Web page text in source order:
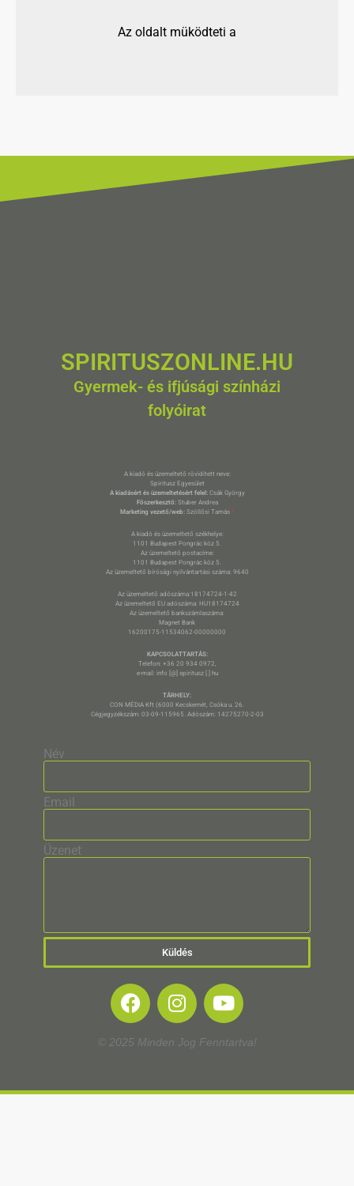
Az oldalt müködteti a
SPIRITUSZONLINE.HU
Gyermek- és ifjúsági színházi
folyóirat
A kiadó és üzemeltető rövidített neve:
Spiritusz Egyesület
A kiadásért és üzemeltetésért felel:Csák György
Főszerkesztő:Stuber Andrea
Marketing vezető/web: Szöllősi Tamás *
A kiadó és üzemeltető székhelye:
1101 Budapest Pongrác köz 5.
Az üzemeltető postacíme:
1101 Budapest Pongrác köz 5.
Az üzemeltető bírósági nyilvántartási száma: 9640
Az üzemeltető adószáma:18174724-1-42
Az üzemeltető EU adószáma: HU18174724
Az üzemeltető bankszámlaszáma:
Magnet Bank
16200175-11534062-00000000
KAPCSOLATTARTÁS:
Telefon: +36 20 934 0972,
e-mail: info [@] spiritusz [.] hu
TÁRHELY:
CON MÉDIA Kft (6000 Kecskemét, Csóka u. 26.
Cégjegyzékszám: 03-09-115965. Adószám: 14275270-2-03
Név
Email
Üzenet
Küldés
© 2025 Minden Jog Fenntartva!